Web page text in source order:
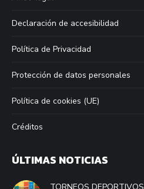
Declaración de accesibilidad
Política de Privacidad
Protección de datos personales
Política de cookies (UE)
Créditos
ÚLTIMAS NOTICIAS
TORNEOS